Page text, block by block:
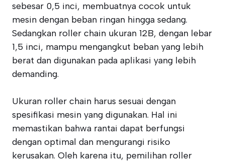
sebesar 0,5 inci, membuatnya cocok untuk
mesin dengan beban ringan hingga sedang.
Sedangkan roller chain ukuran 12B, dengan lebar
1,5 inci, mampu mengangkut beban yang lebih
berat dan digunakan pada aplikasi yang lebih
demanding.
Ukuran roller chain harus sesuai dengan
spesifikasi mesin yang digunakan. Hal ini
memastikan bahwa rantai dapat berfungsi
dengan optimal dan mengurangi risiko
kerusakan. Oleh karena itu, pemilihan roller